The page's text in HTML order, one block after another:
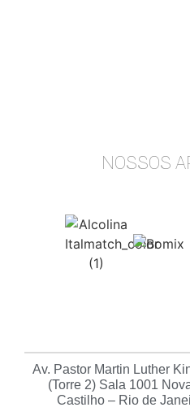
NOSSOS
Av. Pastor Martin Luther
(Torre 2) Sala 1001
Castilho – Rio de